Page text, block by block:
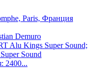
Paris, Франция
Demuro
Alu Kings Super Sound;
Sound
2400...